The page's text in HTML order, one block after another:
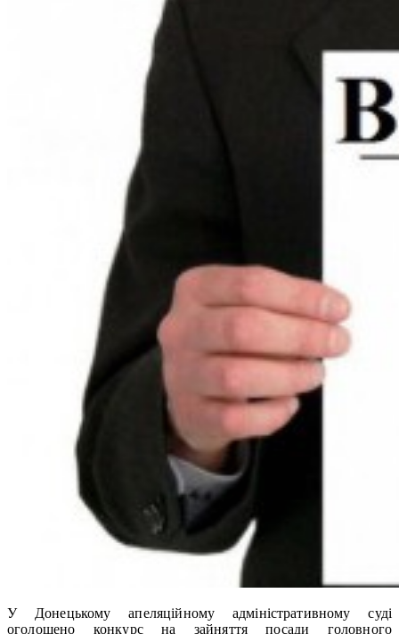
У Донецькому апеляційному адміністративному суді
оголошено конкурс на зайняття посади головного